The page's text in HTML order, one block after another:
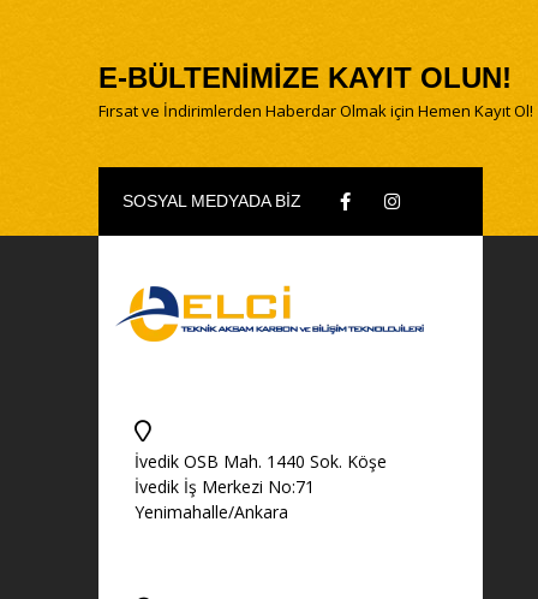
E-BÜLTENİMİZE KAYIT OLUN!
Fırsat ve İndirimlerden Haberdar Olmak için Hemen Kayıt Ol!
SOSYAL MEDYADA BİZ
İvedik OSB Mah. 1440 Sok. Köşe
İvedik İş Merkezi No:71
Yenimahalle/Ankara